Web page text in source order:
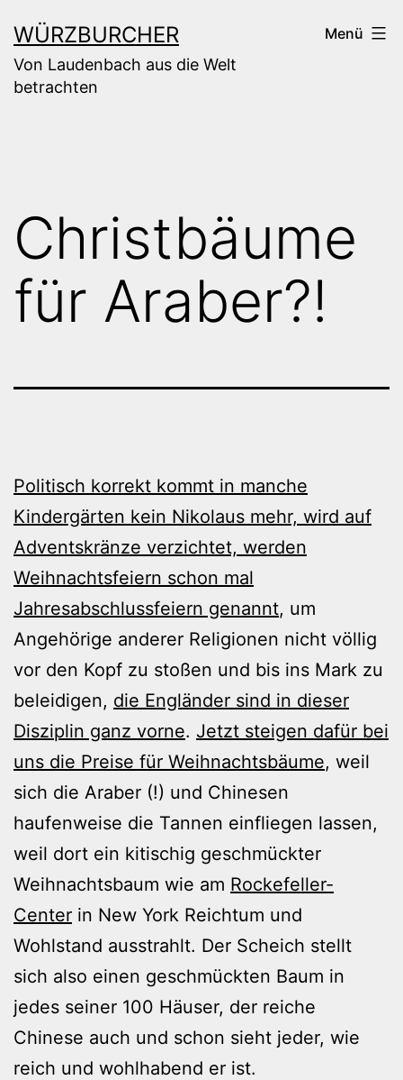
Inhalt
springen
WÜRZBURCHER
Von Laudenbach aus die Welt
betrachten
Menü
Christbäume
für Araber?!
Politisch korrekt kommt in manche
Kindergärten kein Nikolaus mehr, wird auf
Adventskränze verzichtet, werden
Weihnachtsfeiern schon mal
Jahresabschlussfeiern genannt, um
Angehörige anderer Religionen nicht völlig
vor den Kopf zu stoßen und bis ins Mark zu
beleidigen, die Engländer sind in dieser
Disziplin ganz vorne. Jetzt steigen dafür bei
uns die Preise für Weihnachtsbäume, weil
sich die Araber (!) und Chinesen
haufenweise die Tannen einfliegen lassen,
weil dort ein kitischig geschmückter
Weihnachtsbaum wie am Rockefeller-
Center in New York Reichtum und
Wohlstand ausstrahlt. Der Scheich stellt
sich also einen geschmückten Baum in
jedes seiner 100 Häuser, der reiche
Chinese auch und schon sieht jeder, wie
reich und wohlhabend er ist.